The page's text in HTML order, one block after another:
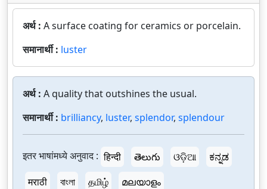
अर्थ : A surface coating for ceramics or porcelain.
समानार्थी : luster
अर्थ : A quality that outshines the usual.
समानार्थी : brilliancy, luster, splendor, splendour
इतर भाषांमध्ये अनुवाद : हिन्दी తెలుగు ଓଡ଼ିଆ
ಕನ್ನಡ
मराठी
বাংলা தமிழ் മലയാളം